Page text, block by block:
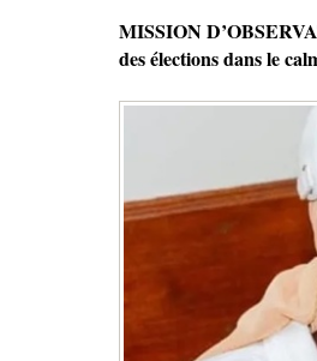
MISSION
des élections dans le